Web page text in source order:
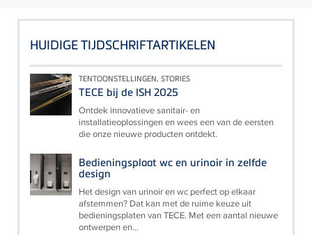
HUIDIGE TIJDSCHRIFTARTIKELEN
TENTOONSTELLINGEN, STORIES
TECE bij de ISH 2025
Ontdek innovatieve sanitair- en
installatieoplossingen en wees een van de eersten
die onze nieuwe producten ontdekt.
Bedieningsplaat wc en urinoir in zelfde
design
Het design van urinoir en wc perfect op elkaar
afstemmen? Dat kan met de ruime keuze uit
bedieningsplaten van TECE. Met een aantal nieuwe
ontwerpen en...